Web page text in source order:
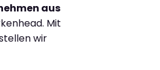
aus
Mit
wir